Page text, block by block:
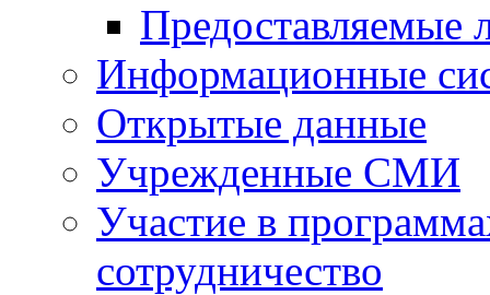
Предоставляемые
Информационные
Открытые данные
Учрежденные СМИ
Участие в
сотрудничество